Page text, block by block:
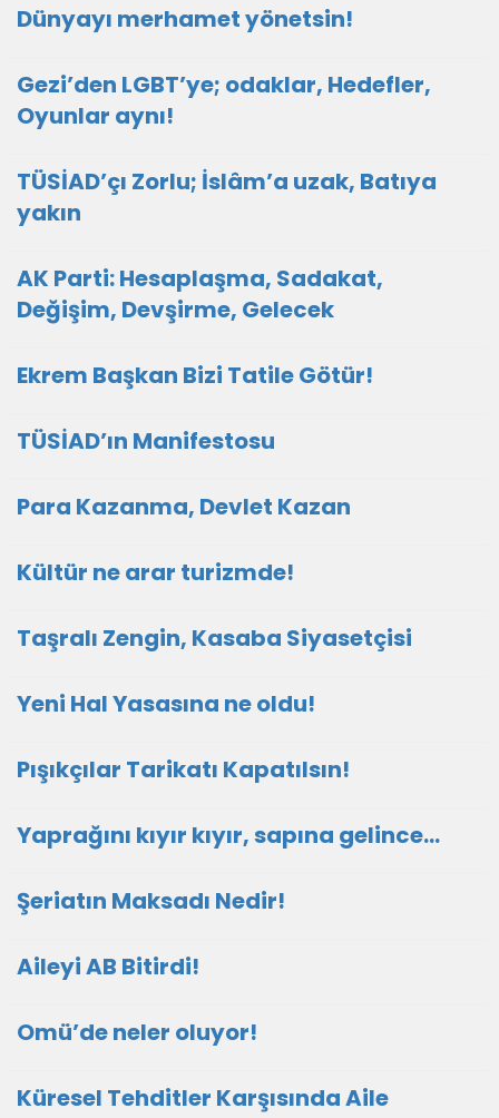
Dünyayı merhamet yönetsin!
Gezi’den LGBT’ye; odaklar, Hedefler,
Oyunlar aynı!
TÜSİAD’çı Zorlu; İslâm’a uzak, Batıya
yakın
AK Parti: Hesaplaşma, Sadakat,
Değişim, Devşirme, Gelecek
Ekrem Başkan Bizi Tatile Götür!
TÜSİAD’ın Manifestosu
Para Kazanma, Devlet Kazan
Kültür ne arar turizmde!
Taşralı Zengin, Kasaba Siyasetçisi
Yeni Hal Yasasına ne oldu!
Pışıkçılar Tarikatı Kapatılsın!
Yaprağını kıyır kıyır, sapına gelince…
Şeriatın Maksadı Nedir!
Aileyi AB Bitirdi!
Omü’de neler oluyor!
Küresel Tehditler Karşısında Aile